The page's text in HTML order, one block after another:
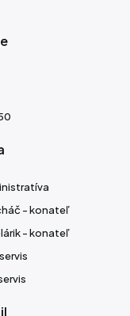
- konateľ
- konateľ